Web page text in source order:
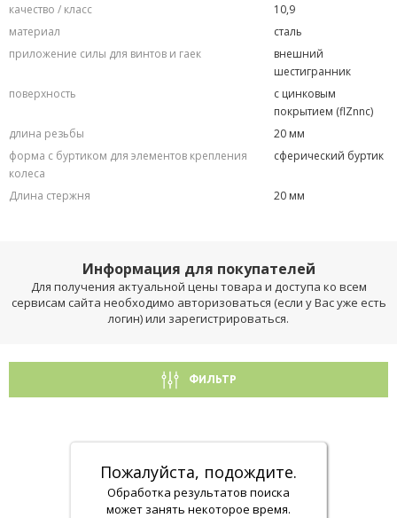
качество / класс
10,9
материал
сталь
приложение силы для винтов и гаек
внешний
шестигранник
поверхность
с цинковым
покрытием (flZnnc)
длина резьбы
20 мм
форма с буртиком для элементов крепления
колеса
сферический буртик
Длина стержня 20 мм
Информация для покупателей
Для получения актуальной цены товара и доступа ко всем
сервисам сайта необходимо авторизоваться (если у Вас уже есть
логин) или зарегистрироваться.
ФИЛЬТР
Пожалуйста, подождите.
Обработка результатов поиска
может занять некоторое время.